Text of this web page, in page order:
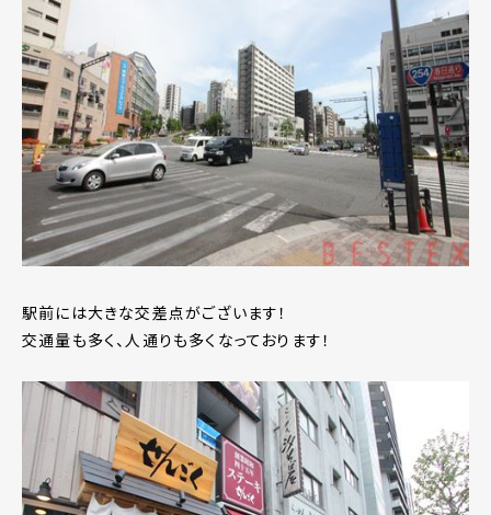
駅前には大きな交差点がございます！
交通量も多く、人通りも多くなっております！